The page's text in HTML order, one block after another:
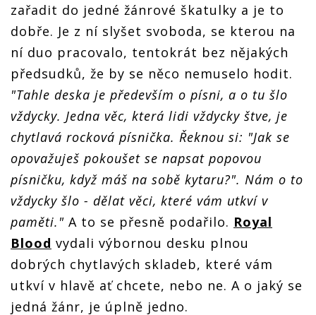
zařadit do jedné žánrové škatulky a je to
dobře. Je z ní slyšet svoboda, se kterou na
ní duo pracovalo, tentokrát bez nějakých
předsudků, že by se něco nemuselo hodit.
"Tahle deska je především o písni, a o tu šlo
vždycky. Jedna věc, která lidi vždycky štve, je
chytlavá rocková písnička. Řeknou si: "Jak se
opovažuješ pokoušet se napsat popovou
písničku, když máš na sobě kytaru?". Nám o to
vždycky šlo - dělat věci, které vám utkví v
paměti." A to se přesně podařilo. Royal
Blood vydali výbornou desku plnou
dobrých chytlavých skladeb, které vám
utkví v hlavě ať chcete, nebo ne. A o jaký se
jedná žánr, je úplně jedno.